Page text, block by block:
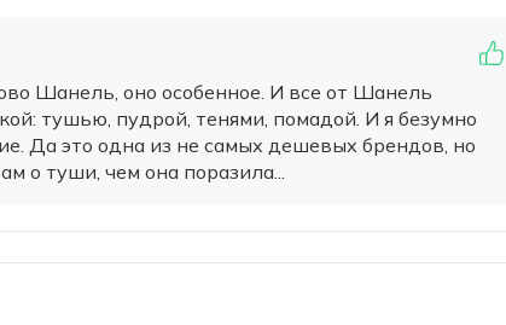
Шанель, оно особенное. И все от Шанель
тушью, пудрой, тенями, помадой. И я безумно
Да это одна из не самых дешевых брендов, но
о туши, чем она поразила...